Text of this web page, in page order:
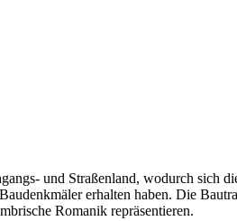
und Straßenland, wodurch sich
erhalten haben. Die
Romanik repräsentieren.